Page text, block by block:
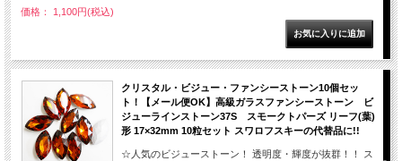
価格： 1,100円(税込)
クリスタル・ビジュー・ファンシーストーン10個セッ
ト！【メール便OK】高級ガラスファンシーストーン ビ
ジューラインストーン37S スモークトパーズ リーフ(葉)
形 17×32mm 10粒セット スワロフスキーの代替品に!!
☆人気のビジューストーン！ 透明度・輝度が抜群！！ ス